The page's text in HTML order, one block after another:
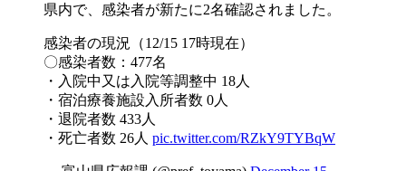
県内で、感染者が新たに2名確認されました。
感染者の現況（12/15 17時現在）
〇感染者数：477名
・入院中又は入院等調整中 18人
・宿泊療養施設入所者数 0人
・退院者数 433人
・死亡者数 26人 pic.twitter.com/RZkY9TYBqW